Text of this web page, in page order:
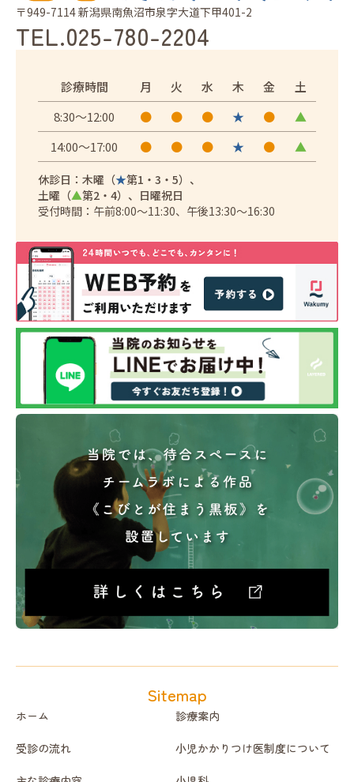
〒949-7114 新潟県南魚沼市泉字大道下甲401-2
TEL.025-780-2204
診療時間 月 火 水 木 金
土
8:30～12:00
● ● ● ★ ●
▲
14:00～17:00
● ● ● ★ ● ▲
休診日：木曜（★第1・3・5）、
土曜（▲第2・4）、日曜祝日
受付時間：午前8:00～11:30、午後13:30～16:30
Sitemap
ホーム 診療案内
受診の流れ 小児かかりつけ医制度について